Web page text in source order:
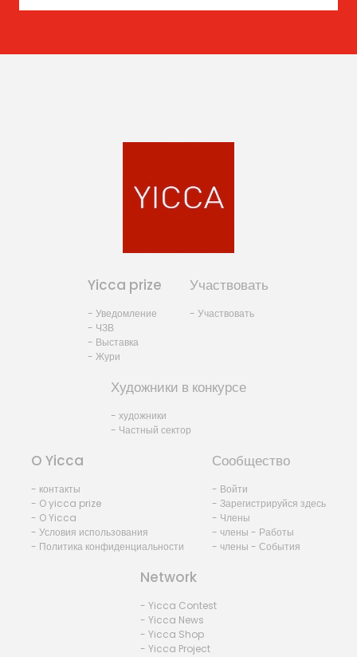
Yicca prize
- Уведомление
- ЧЗВ
- Выставка
- Жури
Участвовать
- Участвовать
Художники в конкурсе
- художники
- Частный сектор
O Yicca
- контакты
- O yicca prize
- O Yicca
- Условия использования
- Политика конфиденциальности
Сообщество
- Войти
- Зарегистрируйся здесь
- Члены
- члены - Работы
- члены - События
Network
- Yicca Contest
- Yicca News
- Yicca Shop
- Yicca Project